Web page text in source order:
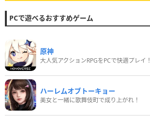
PCで遊べるおすすめゲーム
原神
大人気アクションRPGをPCで快適プレイ！
ハーレムオブトーキョー
美女と一緒に歌舞伎町で成り上がれ！